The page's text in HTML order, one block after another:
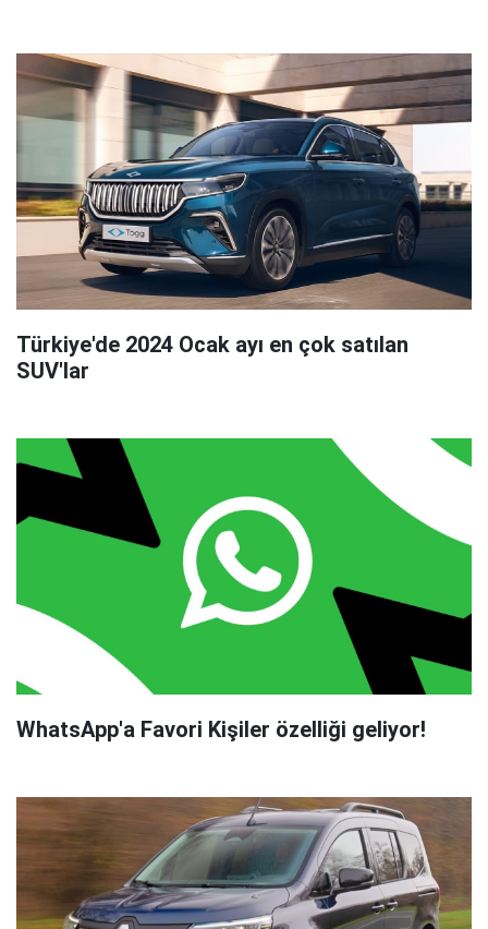
Türkiye'de 2024 Ocak ayı en çok satılan
SUV'lar
WhatsApp'a Favori Kişiler özelliği geliyor!